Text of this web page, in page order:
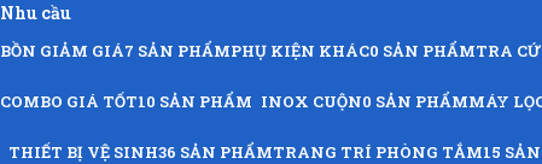
Nhu cầu
BỒN GIẢM GIÁ7 SẢN PHẨMPHỤ KIỆN KHÁC0 SẢN PHẨMTRA
COMBO GIÁ TỐT10 SẢN PHẨM INOX CUỘN0 SẢN PHẨMMÁY
THIẾT BỊ VỆ SINH36 SẢN PHẨMTRANG TRÍ PHÒNG TẮM15